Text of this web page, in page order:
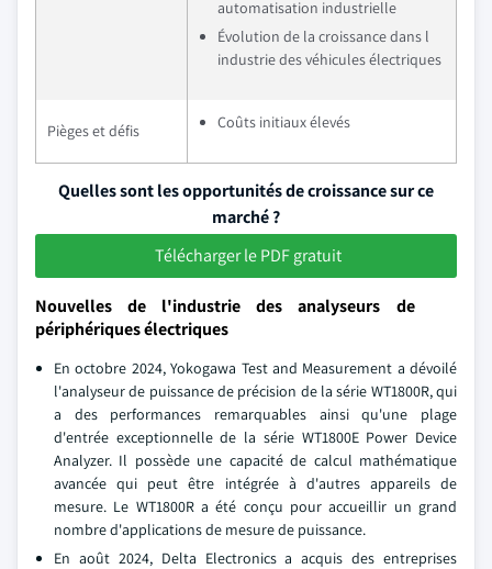
automatisation industrielle
Évolution de la croissance dans l
industrie des véhicules électriques
Pièges et défis Coûts initiaux élevés
Quelles sont les opportunités de croissance sur ce
marché ?
Télécharger le PDF gratuit
Nouvelles de l'industrie des analyseurs de
périphériques électriques
En octobre 2024, Yokogawa Test and Measurement a dévoilé
l'analyseur de puissance de précision de la série WT1800R, qui
a des performances remarquables ainsi qu'une plage
d'entrée exceptionnelle de la série WT1800E Power Device
Analyzer. Il possède une capacité de calcul mathématique
avancée qui peut être intégrée à d'autres appareils de
mesure. Le WT1800R a été conçu pour accueillir un grand
nombre d'applications de mesure de puissance.
En août 2024, Delta Electronics a acquis des entreprises